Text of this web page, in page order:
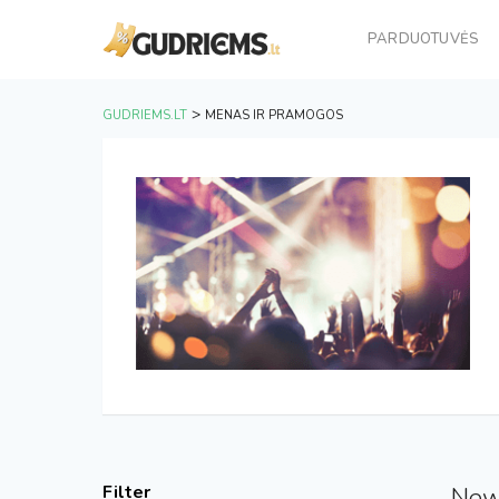
PARDUOTUVĖS
GUDRIEMS.LT > MENAS IR PRAMOGOS
Filter